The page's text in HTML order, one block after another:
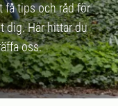
få tips och råd för
dig. Här hittar du
oss.